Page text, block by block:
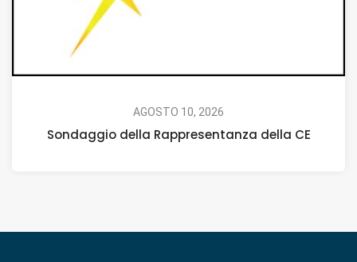
AGOSTO 10, 2026
Sondaggio della Rappresentanza della CE